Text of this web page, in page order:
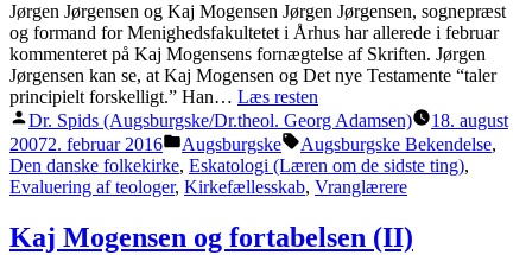
Jørgen Jørgensen og Kaj Mogensen Jørgen Jørgensen, sognepræst
og formand for Menighedsfakultetet i Århus har allerede i februar
kommenteret på Kaj Mogensens fornægtelse af Skriften. Jørgen
Jørgensen kan se, at Kaj Mogensen og Det nye Testamente “taler
principielt forskelligt.” Han… Læs resten
Posted
by
Dr. Spids (Augsburgske/Dr.theol. Georg Adamsen)
18. august
20072. februar 2016
Posted
in
Augsburgske Tags:
Augsburgske Bekendelse,
Den danske folkekirke, Eskatologi (Læren om de sidste ting),
Evaluering af teologer, Kirkefællesskab, Vranglærere
Kaj Mogensen og fortabelsen (II)